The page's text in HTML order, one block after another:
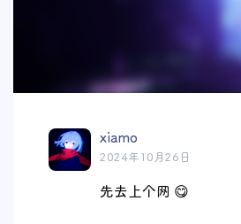
xiamo
2024年10月26日
先去上个网 😋